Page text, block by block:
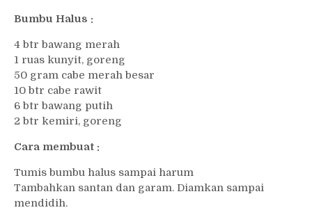
Bumbu Halus :
4 btr bawang merah
1 ruas kunyit, goreng
50 gram cabe merah besar
10 btr cabe rawit
6 btr bawang putih
2 btr kemiri, goreng
Cara membuat :
Tumis bumbu halus sampai harum
Tambahkan santan dan garam. Diamkan sampai
mendidih.